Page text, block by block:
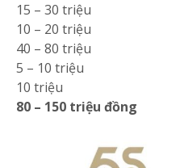
15 – 30 triệu
10 – 20 triệu
40 – 80 triệu
5 – 10 triệu
10 triệu
80 – 150 triệu đồng